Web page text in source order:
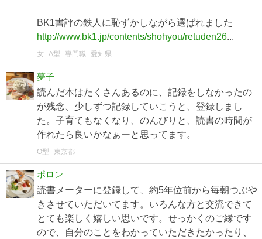
BK1書評の鉄人に恥ずかしながら選ばれました
http://www.bk1.jp/contents/shohyou/retuden26...
女 A型 専門職 愛知県
夢子
読んだ本はたくさんあるのに、記録をしなかったの
が残念、少しずつ記録していこうと、登録しまし
た。子育てもなくなり、のんびりと、読書の時間が
作れたら良いかなぁーと思ってます。
O型 東京都
ポロン
読書メーターに登録して、約5年位前から毎朝つぶや
きさせていただいてます。いろんな方と交流できて
とても楽しく嬉しい思いです。せっかくのご縁です
ので、自分のことをわかっていただきたかったり、